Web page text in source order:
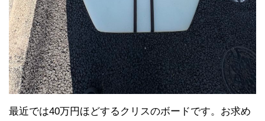
最近では40万円ほどするクリスのボードです。お求め